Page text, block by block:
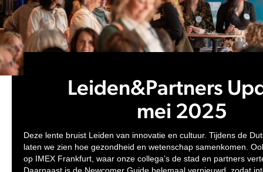
Leiden&Partners
mei 2025
Deze lente bruist Leiden van innovatie en cultuur. Tijdens de
laten we zien hoe gezondheid en wetenschap samenkomen.
op IMEX Frankfurt, waar onze collega’s de stad en partners